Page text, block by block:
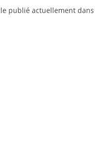
publié actuellement